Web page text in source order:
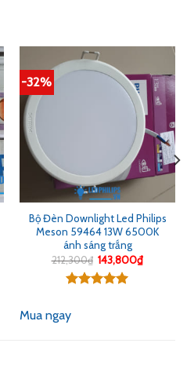
-32%
Bộ Đèn Downlight Led Philips
Meson 59464 13W 6500K
ánh sáng trắng
212,300₫ Giá
gốc
là:
143,800₫Giá
hiện
5 sao
Mua ngay